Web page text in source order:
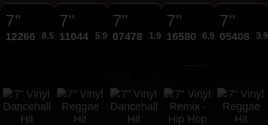
7"
12266 8.50€
7"
11044 5.95€
7"
07478 1.99€
7"
16580 6.95€
7"
05408